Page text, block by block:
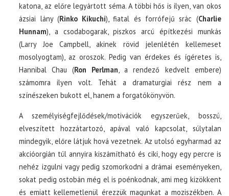
katona, az előre legyártott séma. A többi hős is ilyen, van okos
ázsiai lány (Rinko Kikuchi), fiatal és forrófejű srác (Charlie
Hunnam), a csodabogarak, piszkos arcú építkezési munkás
(Larry Joe Campbell, akinek rövid jelenlétén kellemeset
mosolyogtam), az oroszok. Pedig van érdekes és ígéretes is,
Hannibal Chau (Ron Perlman, a rendező kedvelt embere)
számomra ilyen volt. Tehát a dramaturgiai rész nem a
színészeken bukott el, hanem a forgatókönyvön.
A személyiségfejlődések/motivációk egyszerűek, bosszú,
elveszített hozzátartozó, apával való kapcsolat, súlytalan
mindegyik, előre látjuk hová vezetnek. Az utolsó egyharmad az
akcióorgián túl annyira kiszámítható és ciki, hogy egy percre is
nehéz izgulni vagy pedig szomorkodni a drámai eseményeken,
sokat pedig ostobán még el is poénkodnak, ami meg kizökkent
és emiatt kellemetlenül érezzük magunkat a moziszékben. A